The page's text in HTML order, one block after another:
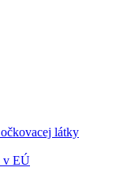
látky
v EÚ